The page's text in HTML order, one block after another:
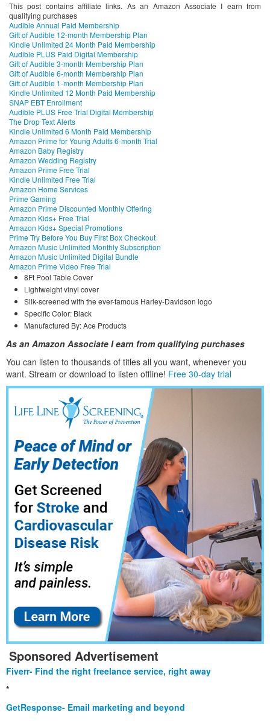
This post contains affiliate links. As an Amazon Associate I earn from
qualifying purchases
Audible Annual Paid Membership
Gift of Audible 12-month Membership Plan
Kindle Unlimited 24 Month Paid Membership
Audible PLUS Paid Digital Membership
Gift of Audible 3-month Membership Plan
Gift of Audible 6-month Membership Plan
Gift of Audible 1-month Membership Plan
Kindle Unlimited 12 Month Paid Membership
SNAP EBT Enrollment
Audible PLUS Free Trial Digital Membership
The Drop Text Alerts
Kindle Unlimited 6 Month Paid Membership
Amazon Prime for Young Adults 6-month Trial
Amazon Baby Registry
Amazon Wedding Registry
Amazon Prime Free Trial
Kindle Unlimited Free Trial
Amazon Home Services
Prime Gaming
Amazon Prime Discounted Monthly Offering
Amazon Kids+ Free Trial
Amazon Kids+ Special Promotions
Prime Try Before You Buy First Box Checkout
Amazon Music Unlimited Monthly Subscription
Amazon Music Unlimited Digital Bundle
Amazon Prime Video Free Trial
8Ft Pool Table Cover
Lightweight vinyl cover
Silk-screened with the ever-famous Harley-Davidson logo
Specific Color: Black
Manufactured By: Ace Products
As an Amazon Associate I earn from qualifying purchases
You can listen to thousands of titles all you want, whenever you
want. Stream or download to listen offline! Free 30-day trial
Sponsored Advertisement
Fiverr- Find the right freelance service, right away
*
GetResponse- Email marketing and beyond